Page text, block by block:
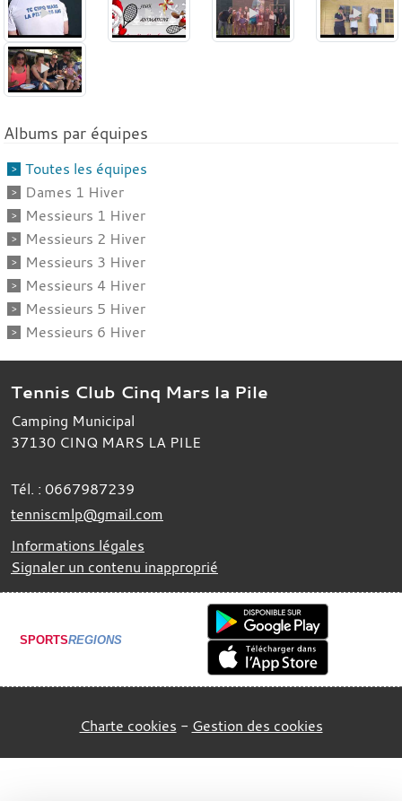
Albums par équipes
Toutes les équipes
Dames 1 Hiver
Messieurs 1 Hiver
Messieurs 2 Hiver
Messieurs 3 Hiver
Messieurs 4 Hiver
Messieurs 5 Hiver
Messieurs 6 Hiver
Tennis Club Cinq Mars la Pile
Camping Municipal
37130 CINQ MARS LA PILE
Tél. : 0667987239
tenniscmlp@gmail.com
Informations légales
Signaler un contenu inapproprié
SPORTSREGIONS
Charte cookies Gestion des cookies